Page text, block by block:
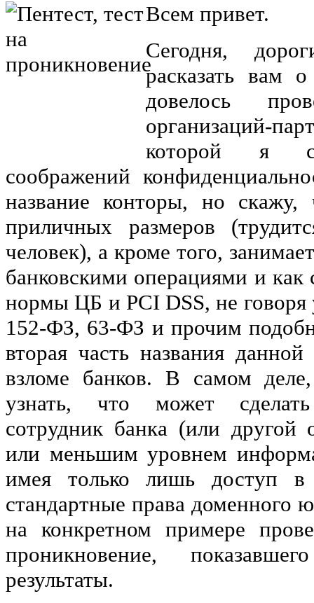
Всем привет.
Сегодня,
расказать вам
довелось
организаций-
которой я
соображений
название конторы, но скажу,
приличных размеров
человек), а кроме того,
банковскими операциями и как
нормы ЦБ и PCI DSS, не говоря
152-ФЗ, 63-ФЗ и прочим
вторая часть названия
взломе банков. В самом деле,
узнать, что может
сотрудник банка (или другой
или меньшим уровнем
имея только лишь доступ в
стандартные права доменного
на конкретном примере
проникновение,
результаты.